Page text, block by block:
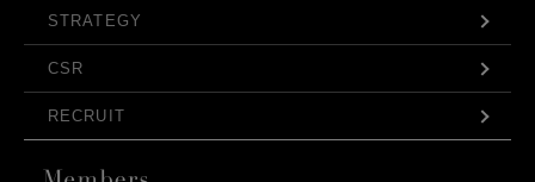
STRATEGY
CSR
RECRUIT